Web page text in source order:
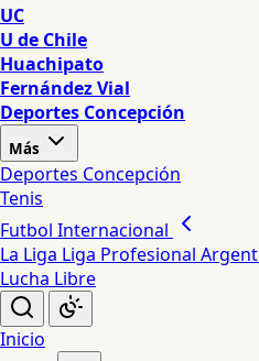
UC
U de Chile
Huachipato
Fernández Vial
Deportes Concepción
Más
Deportes Concepción
Tenis
Futbol Internacional
La Liga Liga Profesional
Lucha Libre
Inicio